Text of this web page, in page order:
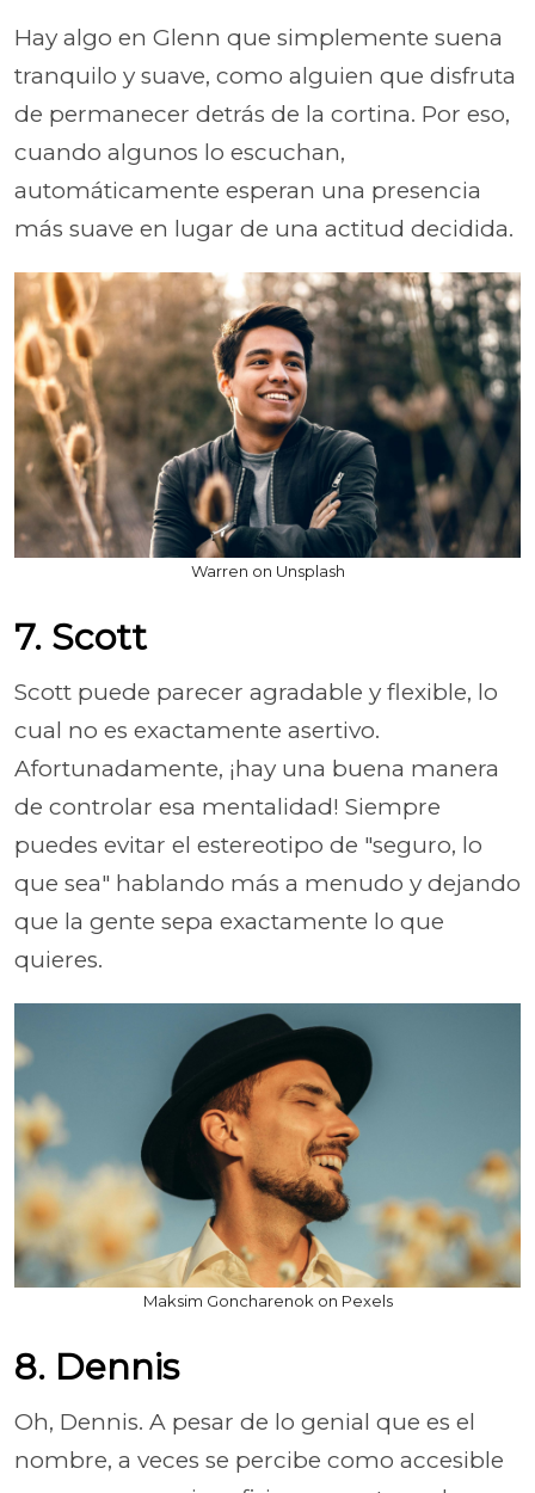
Hay algo en Glenn que simplemente suena
tranquilo y suave, como alguien que disfruta
de permanecer detrás de la cortina. Por eso,
cuando algunos lo escuchan,
automáticamente esperan una presencia
más suave en lugar de una actitud decidida.
Warren on Unsplash
7. Scott
Scott puede parecer agradable y flexible, lo
cual no es exactamente asertivo.
Afortunadamente, ¡hay una buena manera
de controlar esa mentalidad! Siempre
puedes evitar el estereotipo de "seguro, lo
que sea" hablando más a menudo y dejando
que la gente sepa exactamente lo que
quieres.
Maksim Goncharenok on Pexels
8. Dennis
Oh, Dennis. A pesar de lo genial que es el
nombre, a veces se percibe como accesible